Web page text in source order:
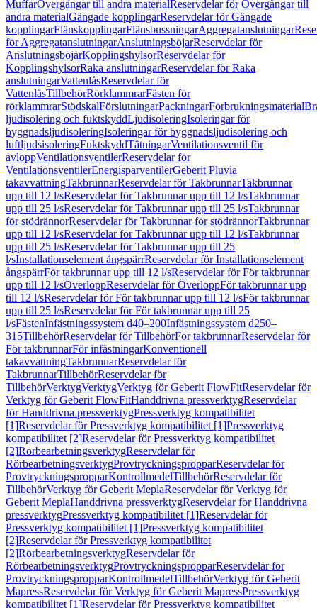
MuffarÖvergångar till andra materialReservdelar för Övergångar till
andra materialGängade kopplingarReservdelar för Gängade
kopplingarFlänskopplingarFlänsbussningarAggregatanslutningar
för AggregatanslutningarAnslutningsböjarReservdelar för
AnslutningsböjarKopplingshylsorReservdelar för
KopplingshylsorRaka anslutningarReservdelar för Raka
anslutningarVattenlåsReservdelar för
VattenlåsTillbehörRörklammrarFästen för
rörklammrarStödskalFörslutningarPackningarFörbrukningsmaterial
ljudisolering och fuktskyddLjudisoleringIsoleringar för
byggnadsljudisoleringIsoleringar för byggnadsljudisolering och
luftljudsisoleringFuktskyddTätningarVentilationsventil för
avloppVentilationsventilerReservdelar för
VentilationsventilerEnergisparventilerGeberit Pluvia
takavvattningTakbrunnarReservdelar för TakbrunnarTakbrunnar
upp till 12 l/sReservdelar för Takbrunnar upp till 12 l/sTakbrunnar
upp till 25 l/sReservdelar för Takbrunnar upp till 25 l/sTakbrunnar
för stödrännorReservdelar för Takbrunnar för stödrännorTakbrunnar
upp till 12 l/sReservdelar för Takbrunnar upp till 12 l/sTakbrunnar
upp till 25 l/sReservdelar för Takbrunnar upp till 25
l/sInstallationselement ångspärrReservdelar för Installationselement
ångspärrFör takbrunnar upp till 12 l/sReservdelar för För takbrunnar
upp till 12 l/sÖverloppReservdelar för ÖverloppFör takbrunnar upp
till 12 l/sReservdelar för För takbrunnar upp till 12 l/sFör takbrunnar
upp till 25 l/sReservdelar för För takbrunnar upp till 25
l/sFästenInfästningssystem d40–200Infästningssystem d250–
315TillbehörReservdelar för TillbehörFör takbrunnarReservdelar för
För takbrunnarFör infästningarKonventionell
takavvattningTakbrunnarReservdelar för
TakbrunnarTillbehörReservdelar för
TillbehörVerktygVerktygVerktyg för Geberit FlowFitReservdelar för
Verktyg för Geberit FlowFitHanddrivna pressverktygReservdelar
för Handdrivna pressverktygPressverktyg kompatibilitet
[1]Reservdelar för Pressverktyg kompatibilitet [1]Pressverktyg
kompatibilitet [2]Reservdelar för Pressverktyg kompatibilitet
[2]RörbearbetningsverktygReservdelar för
RörbearbetningsverktygProvtryckningspropparReservdelar för
ProvtryckningspropparKontrollmedelTillbehörReservdelar för
TillbehörVerktyg för Geberit MeplaReservdelar för Verktyg för
Geberit MeplaHanddrivna pressverktygReservdelar för Handdrivna
pressverktygPressverktyg kompatibilitet [1]Reservdelar för
Pressverktyg kompatibilitet [1]Pressverktyg kompatibilitet
[2]Reservdelar för Pressverktyg kompatibilitet
[2]RörbearbetningsverktygReservdelar för
RörbearbetningsverktygProvtryckningspropparReservdelar för
ProvtryckningspropparKontrollmedelTillbehörVerktyg för Geberit
MapressReservdelar för Verktyg för Geberit MapressPressverktyg
kompatibilitet [1]Reservdelar för Pressverktyg kompatibilitet